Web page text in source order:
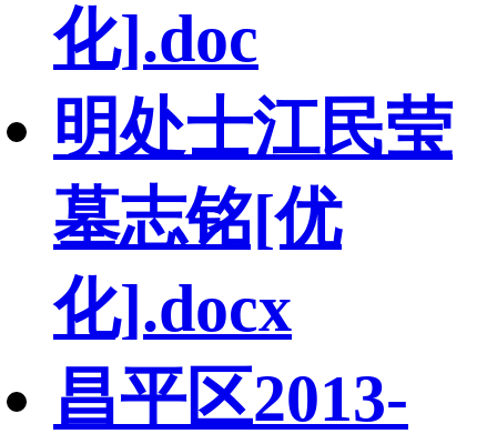
化].doc
明处士江民莹
墓志铭[优
化].docx
昌平区2013-